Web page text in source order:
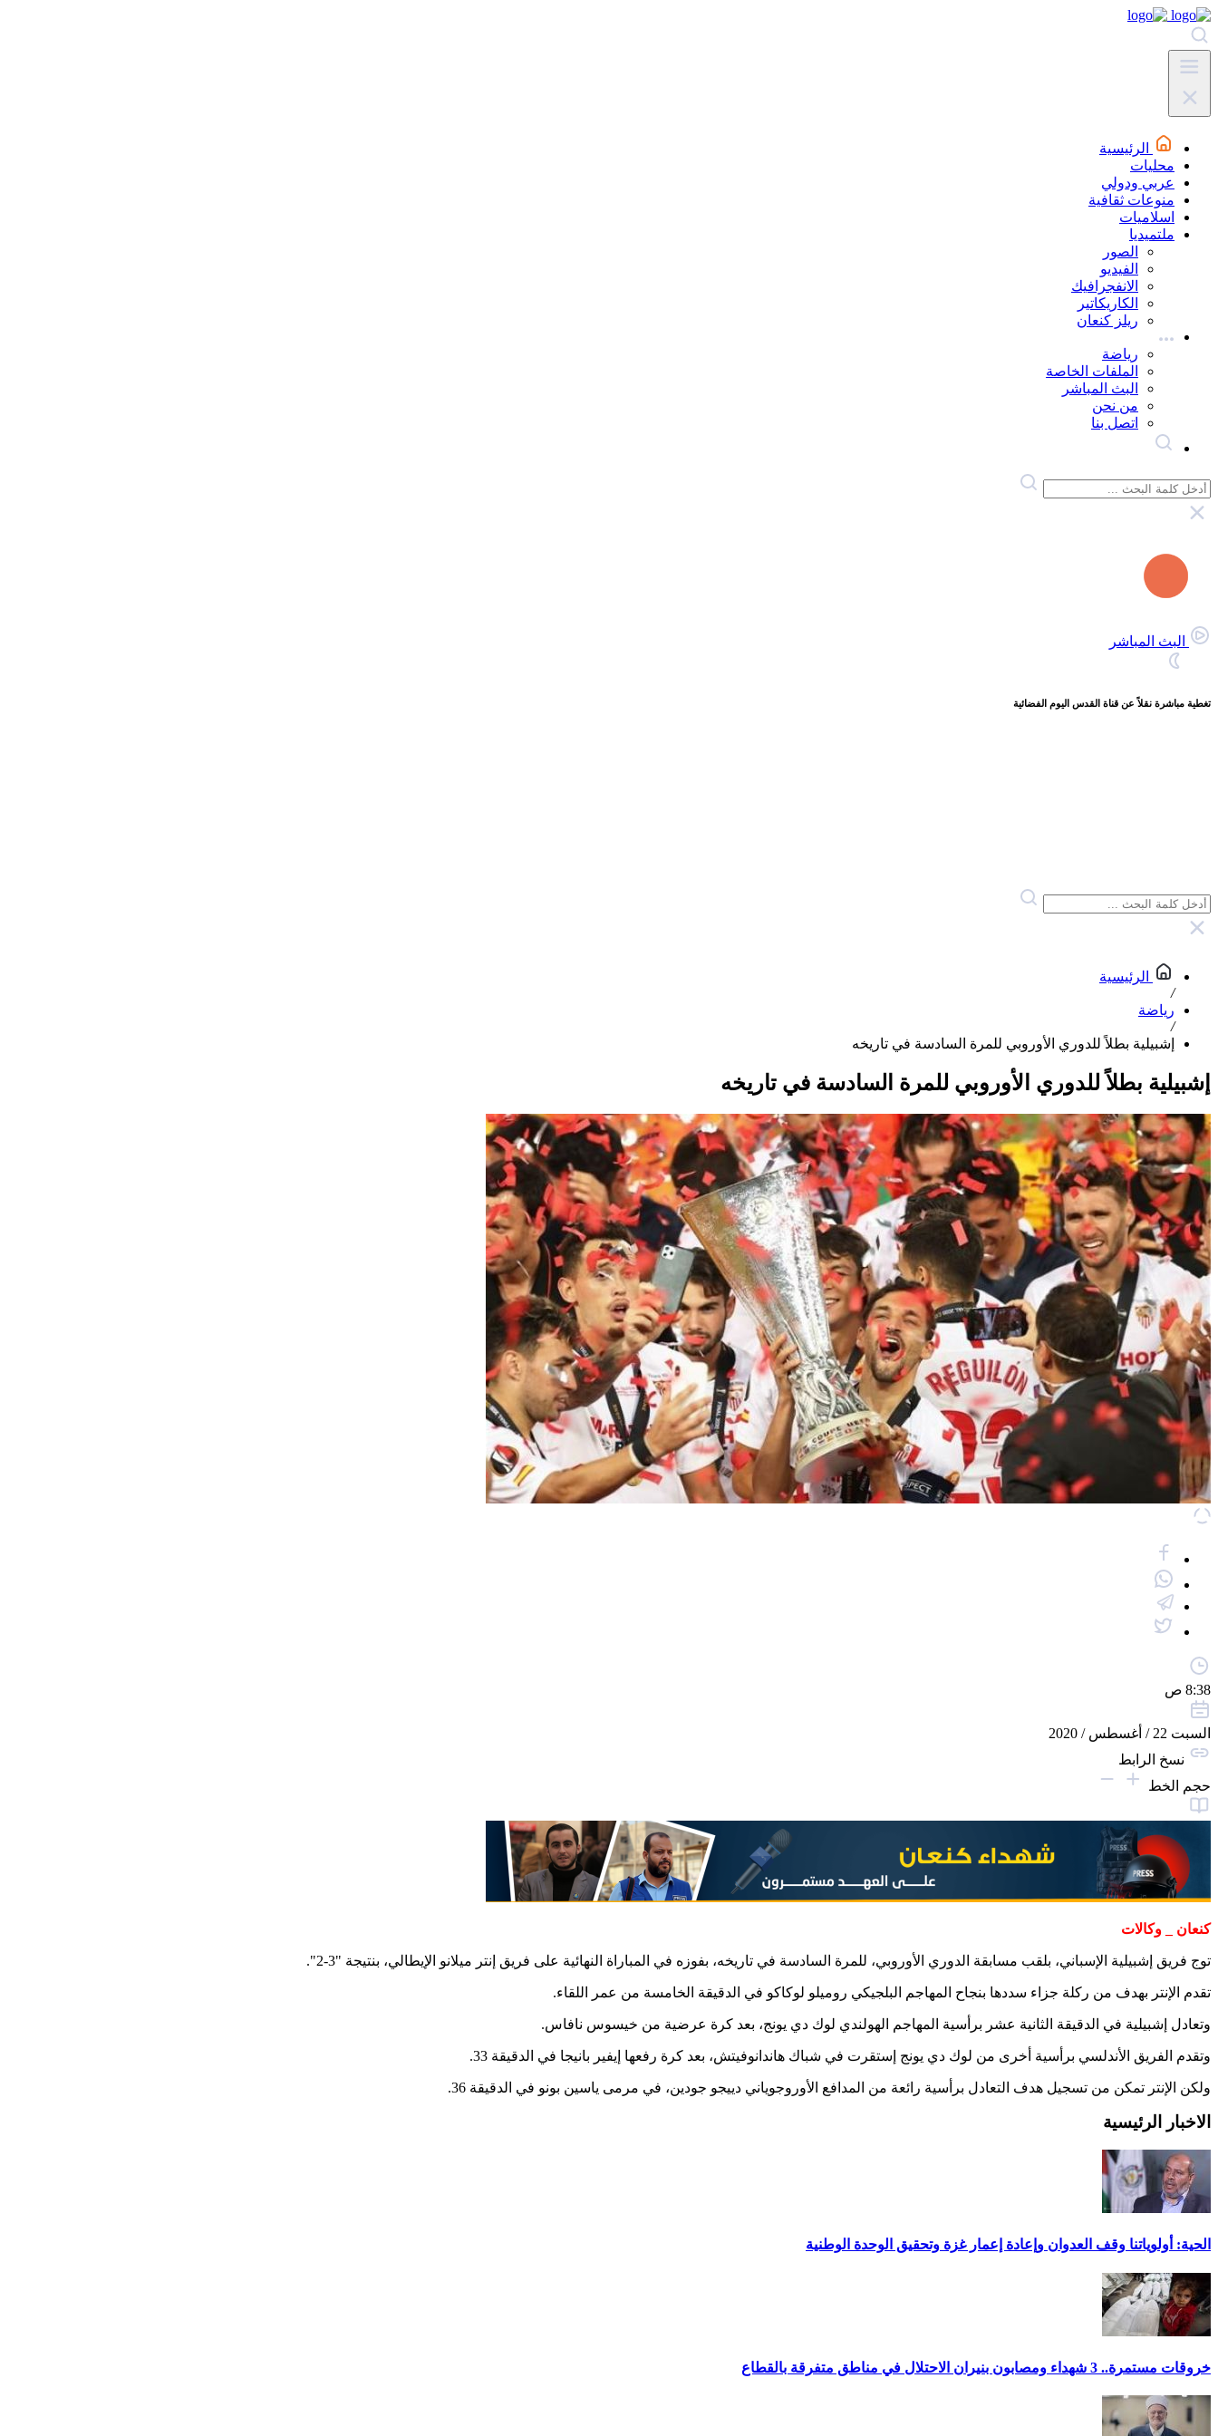
الرئيسية
محليات
عربي ودولي
منوعات ثقافية
اسلاميات
ملتميديا
الصور
الفيديو
الانفجرافيك
الكاريكاتير
ريلز كنعان
رياضة
الملفات الخاصة
البث المباشر
من نحن
اتصل بنا
البث المباشر
تغطية مباشرة نقلاً عن قناة القدس اليوم الفضائية
الرئيسية
/
رياضة
/
إشبيلية بطلاً للدوري الأوروبي للمرة السادسة في تاريخه
إشبيلية بطلاً للدوري الأوروبي للمرة السادسة في تاريخه
8:38 ص
السبت 22 / أغسطس / 2020
نسخ الرابط
حجم الخط
كنعان _ وكالات
توج فريق إشبيلية الإسباني، بلقب مسابقة الدوري الأوروبي، للمرة السادسة في تاريخه، بفوزه في المباراة النهائية على فريق إنتر ميلانو الإيطالي، بنتيجة "3-2".
تقدم الإنتر بهدف من ركلة جزاء سددها بنجاح المهاجم البلجيكي روميلو لوكاكو في الدقيقة الخامسة من عمر اللقاء.
وتعادل إشبيلية في الدقيقة الثانية عشر برأسية المهاجم الهولندي لوك دي يونج، بعد كرة عرضية من خيسوس نافاس.
وتقدم الفريق الأندلسي برأسية أخرى من لوك دي يونج إستقرت في شباك هاندانوفيتش، بعد كرة رفعها إيفير بانيجا في الدقيقة 33.
ولكن الإنتر تمكن من تسجيل هدف التعادل برأسية رائعة من المدافع الأوروجوياني دييجو جودين، في مرمى ياسين بونو في الدقيقة 36.
الاخبار الرئيسية
الحية: أولوياتنا وقف العدوان وإعادة إعمار غزة وتحقيق الوحدة الوطنية
خروقات مستمرة.. 3 شهداء ومصابون بنيران الاحتلال في مناطق متفرقة بالقطاع